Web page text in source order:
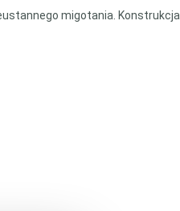
migotania. Konstrukcja